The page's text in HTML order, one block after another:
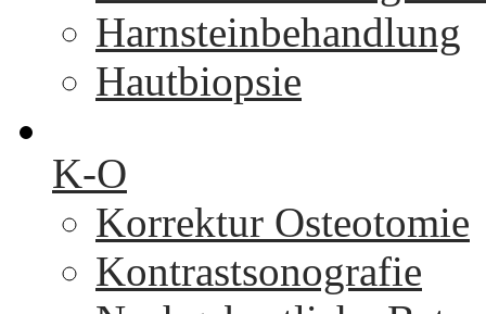
Harnsteinbehandlung
Hautbiopsie
K-O
Korrektur Osteotomie
Kontrastsonografie